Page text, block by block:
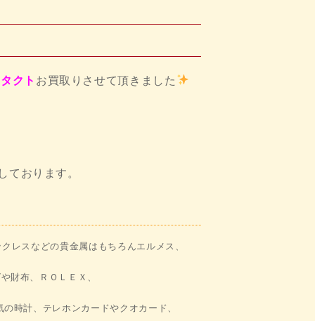
クト お買取りさせて頂きました
ております。
レスなどの貴金属はもちろんエルメス、
財布、ＲＯＬＥＸ、
の時計、テレホンカードやクオカード、